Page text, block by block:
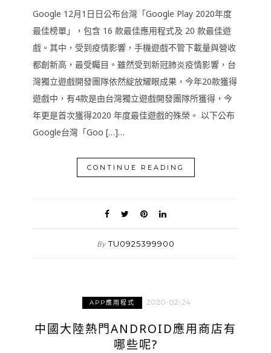
Google 12月1日日公布台灣「Google Play 2020年度
最佳榜單」，包含 16 款最佳應用程式及 20 款最佳遊
戲。其中，受到疫情影響，手機遊戲不管下載量與營收
都創新高，最受矚目。雖然受到新冠肺炎疫情影響，台
灣獨立遊戲開發團隊依然綻放耀眼成果，今年20款獲得
遊戲中，有4款是由台灣獨立遊戲開發團隊所獲得，今
年更是首次獲得2020 年度最佳遊戲的殊榮。 以下公布
Google台灣「Goo […]…
CONTINUE READING
By TU0925399900
APP應用程式 2020-02-24
中國大陸熱門ANDROID應用商店有
哪些呢?